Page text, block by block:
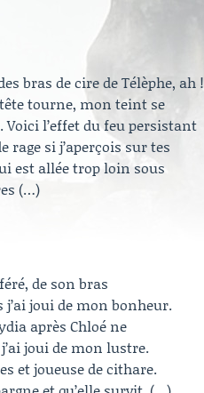
bras de cire de Télèphe, ah !
tourne, mon teint se
l’effet du feu persistant
rage si j’aperçois sur tes
est allée trop loin sous
(…)
de son bras
j’ai joui de mon bonheur.
après Chloé ne
joui de mon lustre.
et joueuse de cithare.